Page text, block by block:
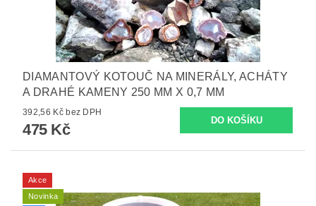
DIAMANTOVÝ KOTOUČ NA MINERÁLY, ACHÁTY
A DRAHÉ KAMENY 250 MM X 0,7 MM
392,56 Kč bez DPH
475 Kč
Akce
Novinka